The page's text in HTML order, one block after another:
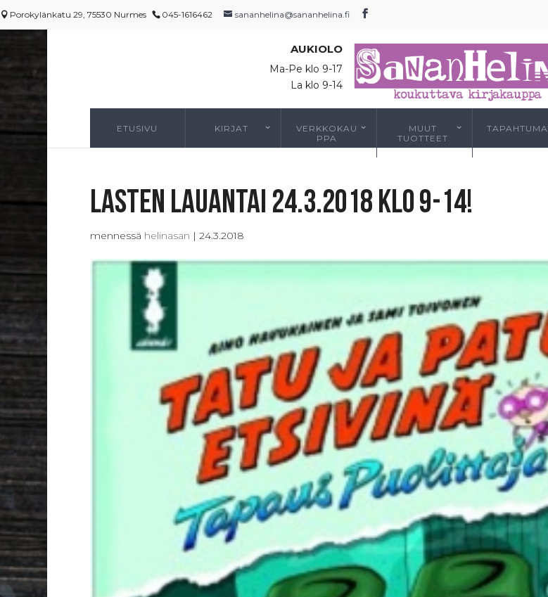
Porokylänkatu 29, 75530 Nurmes 045-1616462 sananhelina@sananhelina.fi
AUKIOLO
Ma-Pe klo 9-17
La klo 9-14
ETUSIVU KIRJAT
VERKKOKAU
PPA
MUUT
TUOTTEET
Lasten lauantai 24.3.2018 klo 9-14!
mennessä helinasan | 24.3.2018